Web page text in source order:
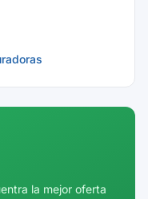
la mejor oferta